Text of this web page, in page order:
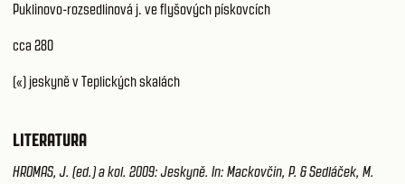
Puklinovo-rozsedlinová j. ve flyšových pískovcích
cca 280
(«) jeskyně v Teplických skalách
LITERATURA
HROMAS, J. (ed.) a kol. 2009: Jeskyně. In: Mackovčin, P. & Sedláček, M.